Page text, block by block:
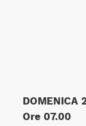
DOMENICA
Ore 07.00